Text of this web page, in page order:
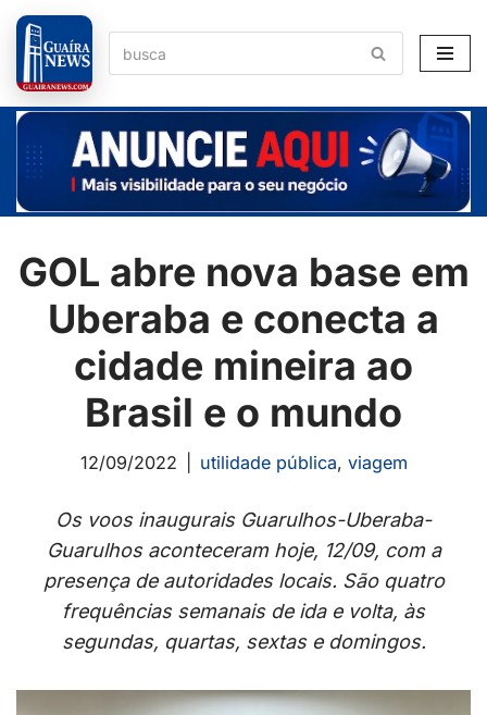
Pular
para
o
conteúdo
GOL abre nova base em
Uberaba e conecta a
cidade mineira ao
Brasil e o mundo
12/09/2022 utilidade pública, viagem
Os voos inaugurais Guarulhos-Uberaba-
Guarulhos aconteceram hoje, 12/09, com a
presença de autoridades locais. São quatro
frequências semanais de ida e volta, às
segundas, quartas, sextas e domingos.